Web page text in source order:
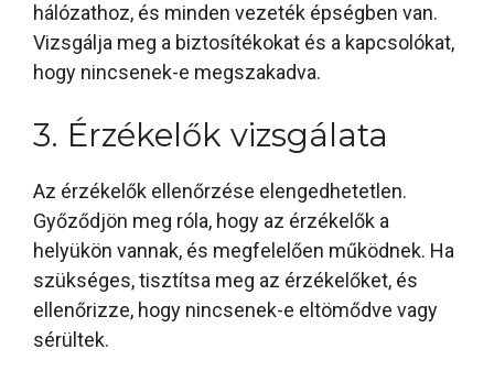
hálózathoz, és minden vezeték épségben van.
Vizsgálja meg a biztosítékokat és a kapcsolókat,
hogy nincsenek-e megszakadva.
3. Érzékelők vizsgálata
Az érzékelők ellenőrzése elengedhetetlen.
Győződjön meg róla, hogy az érzékelők a
helyükön vannak, és megfelelően működnek. Ha
szükséges, tisztítsa meg az érzékelőket, és
ellenőrizze, hogy nincsenek-e eltömődve vagy
sérültek.